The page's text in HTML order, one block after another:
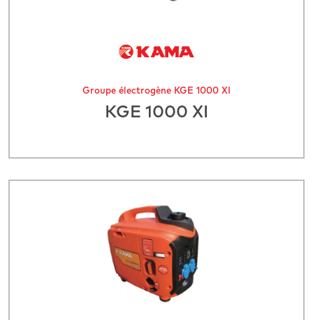
Groupe électrogène KGE 1000 XI
KGE 1000 XI